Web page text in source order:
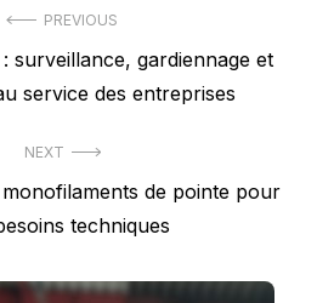
PREVIOUS
surveillance, gardiennage et
service des entreprises
NEXT
de pointe pour
techniques